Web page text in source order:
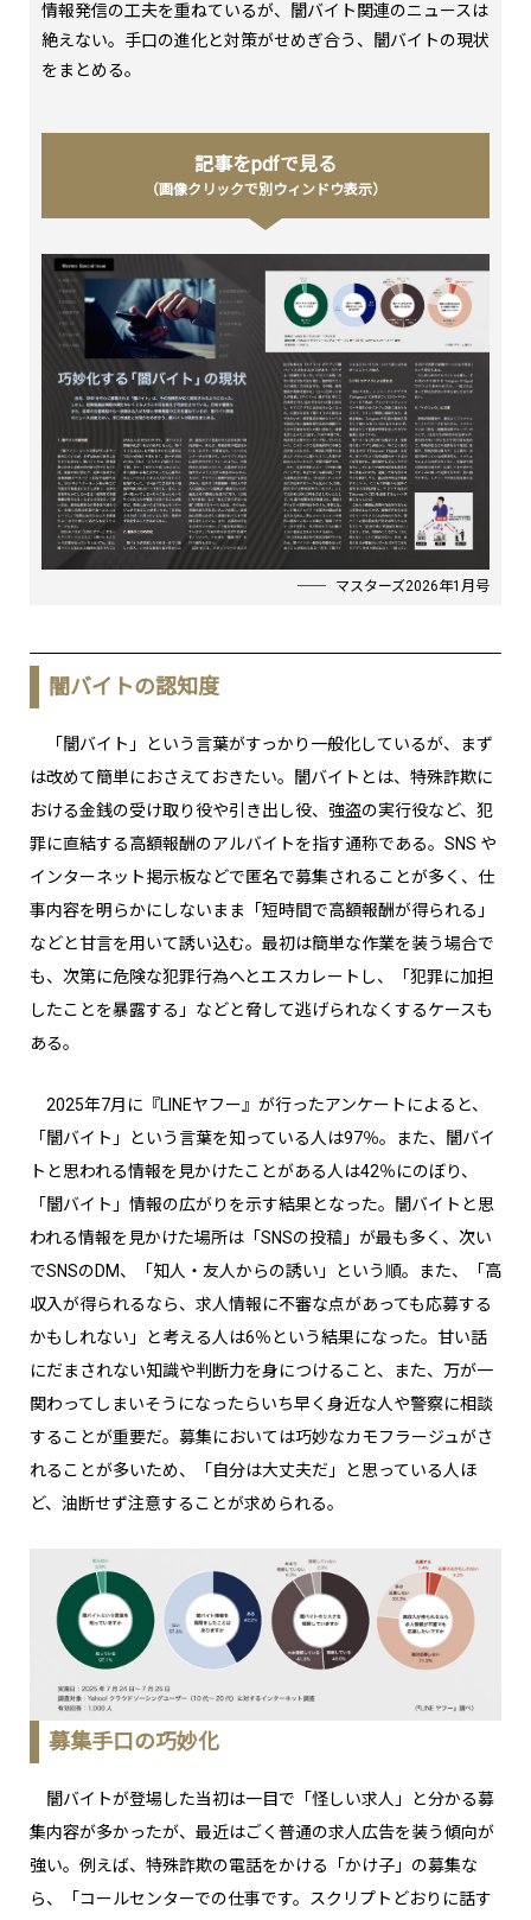
情報発信の工夫を重ねているが、闇バイト関連のニュースは
絶えない。手口の進化と対策がせめぎ合う、闇バイトの現状
をまとめる。
記事をpdfで見る
（画像クリックで別ウィンドウ表示）
マスターズ2026年1月号
闇バイトの認知度
「闇バイト」という言葉がすっかり一般化しているが、まず
は改めて簡単におさえておきたい。闇バイトとは、特殊詐欺に
おける金銭の受け取り役や引き出し役、強盗の実行役など、犯
罪に直結する高額報酬のアルバイトを指す通称である。SNS や
インターネット掲示板などで匿名で募集されることが多く、仕
事内容を明らかにしないまま「短時間で高額報酬が得られる」
などと甘言を用いて誘い込む。最初は簡単な作業を装う場合で
も、次第に危険な犯罪行為へとエスカレートし、「犯罪に加担
したことを暴露する」などと脅して逃げられなくするケースも
ある。
2025年7月に『LINEヤフー』が行ったアンケートによると、
「闇バイト」という言葉を知っている人は97％。また、闇バイ
トと思われる情報を見かけたことがある人は42％にのぼり、
「闇バイト」情報の広がりを示す結果となった。闇バイトと思
われる情報を見かけた場所は「SNSの投稿」が最も多く、次い
でSNSのDM、「知人・友人からの誘い」という順。また、「高
収入が得られるなら、求人情報に不審な点があっても応募する
かもしれない」と考える人は6％という結果になった。甘い話
にだまされない知識や判断力を身につけること、また、万が一
関わってしまいそうになったらいち早く身近な人や警察に相談
することが重要だ。募集においては巧妙なカモフラージュがさ
れることが多いため、「自分は大丈夫だ」と思っている人ほ
ど、油断せず注意することが求められる。
募集手口の巧妙化
闇バイトが登場した当初は一目で「怪しい求人」と分かる募
集内容が多かったが、最近はごく普通の求人広告を装う傾向が
強い。例えば、特殊詐欺の電話をかける「かけ子」の募集な
ら、「コールセンターでの仕事です。スクリプトどおりに話す